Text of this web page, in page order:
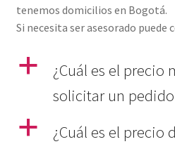
tenemos domicilios en Bogotá.
Si necesita ser asesorado puede
a
¿Cuál es el precio
solicitar un
a
¿Cuál es el precio